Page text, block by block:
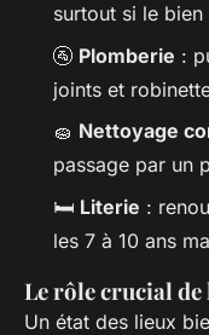
surtout si le bien
🚰 Plomberie :
joints et
🧽 Nettoyage
passage par un
🛏️ Literie :
les 7 à 10 ans
Le rôle crucial de
Un état des lieux